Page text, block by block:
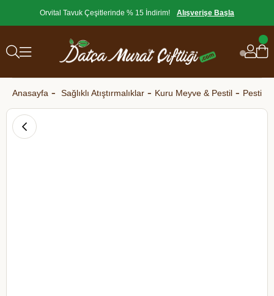
Orvital Tavuk Çeşitlerinde % 15 İndirim! Alışverişe Başla
Anasayfa Sağlıklı Atıştırmalıklar Kuru Meyve & Pestil Pestil